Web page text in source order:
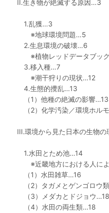
II.生き物が絶滅する原因…3
1.乱獲…3
※地球環境問題…5
2.生息環境の破壊…6
※植物レッドデータブッ
3.移入種…7
※潮干狩りの現状…12
4.生態的攪乱…13
（1）他種の絶滅の影響…13
（2）化学汚染／環境ホル
III.環境から見た日本の生物
1.水田とため池…14
※近畿地方における人によ
（1）水田雑草…16
（2）タガメとゲンゴロウ
（3）メダカとドジョウ…18
（4）水田の両生類…18